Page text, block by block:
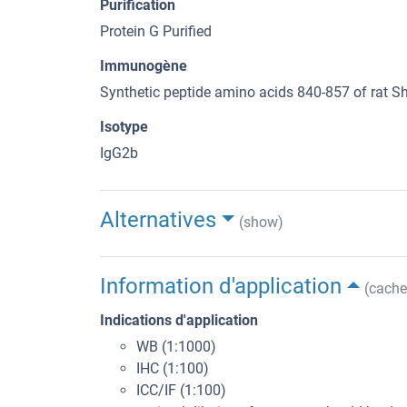
Purification
Protein G Purified
Immunogène
Synthetic peptide amino acids 840-857 of rat
Isotype
IgG2b
Alternatives (show)
Information d'application
Indications d'application
WB (1:1000)
IHC (1:100)
ICC/IF (1:100)